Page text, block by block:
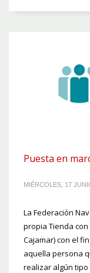
Puesta en
MIÉRCOLES, 17
La Federación
propia Tienda con
Cajamar) con el
aquella persona
realizar algún